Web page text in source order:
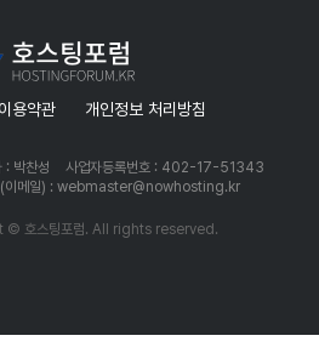
용약관 개인정보 처리방침
: 박찬성
사업자등록번호 : 402-17-51343
(이메일) : webmaster@nowhosting.kr
© 호스팅포럼. All rights reserved.